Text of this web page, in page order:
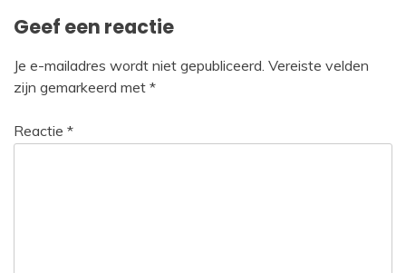
Geef een reactie
Je e-mailadres wordt niet gepubliceerd. Vereiste velden
zijn gemarkeerd met *
Reactie *